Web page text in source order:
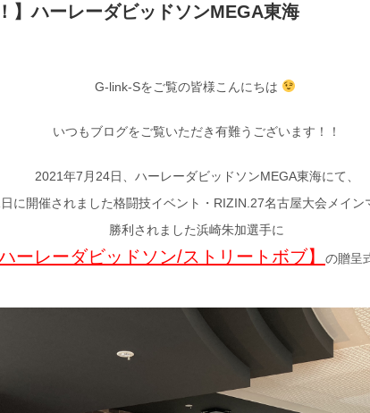
】ハーレーダビッドソンMEGA東海
G-link-Sをご覧の皆様こんにちは
いつもブログをご覧いただき有難うございます！！
2021年7月24日、ハーレーダビッドソンMEGA東海にて、
に開催されました格闘技イベント・RIZIN.27名古屋大会メイン
勝利されました浜崎朱加選手に
ハーレーダビッドソン/ストリートボブ】 の贈呈